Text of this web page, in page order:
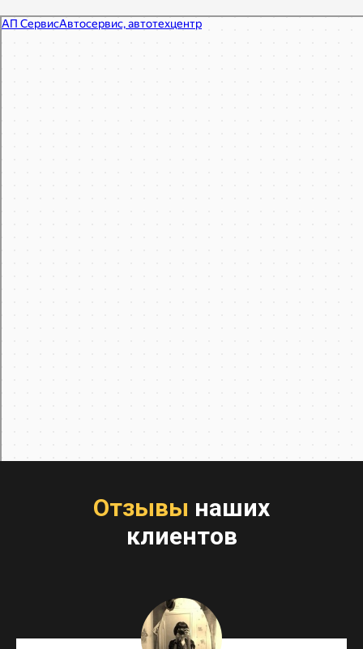
АП Сервис
Автосервис, автотехцентр в Москве
Отзывы наших
клиентов